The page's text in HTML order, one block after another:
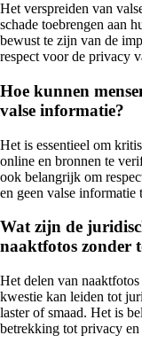
Het verspreiden van
schade toebrengen aan
bewust te zijn van de
respect voor de privacy
Hoe kunnen
valse informatie?
Het is essentieel om
online en bronnen te
ook belangrijk om
en geen valse informatie
Wat zijn de
naaktfotos zonder
Het delen van
kwestie kan leiden tot
laster of smaad. Het is
betrekking tot privacy en